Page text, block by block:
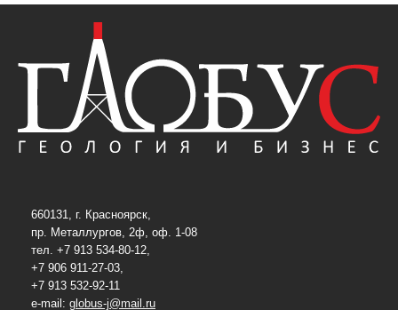
660131, г. Красноярск,
пр. Металлургов, 2ф, оф. 1-08
тел. +7 913 534-80-12,
+7 906 911-27-03,
+7 913 532-92-11
e-mail: globus-j@mail.ru